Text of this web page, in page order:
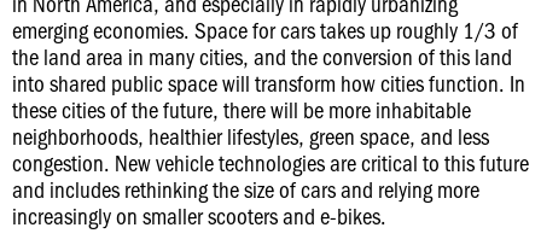
emerging economies. Space for cars takes up roughly 1/3 of
the land area in many cities, and the conversion of this land
into shared public space will transform how cities function. In
these cities of the future, there will be more inhabitable
neighborhoods, healthier lifestyles, green space, and less
congestion. New vehicle technologies are critical to this future
and includes rethinking the size of cars and relying more
increasingly on smaller scooters and e-bikes.